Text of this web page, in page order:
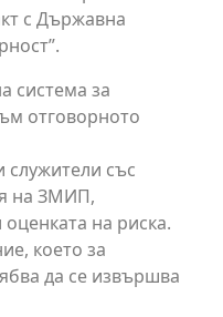
с Държавна
система за
отговорното
служители със
на ЗМИП,
на риска.
което за
да се извършва